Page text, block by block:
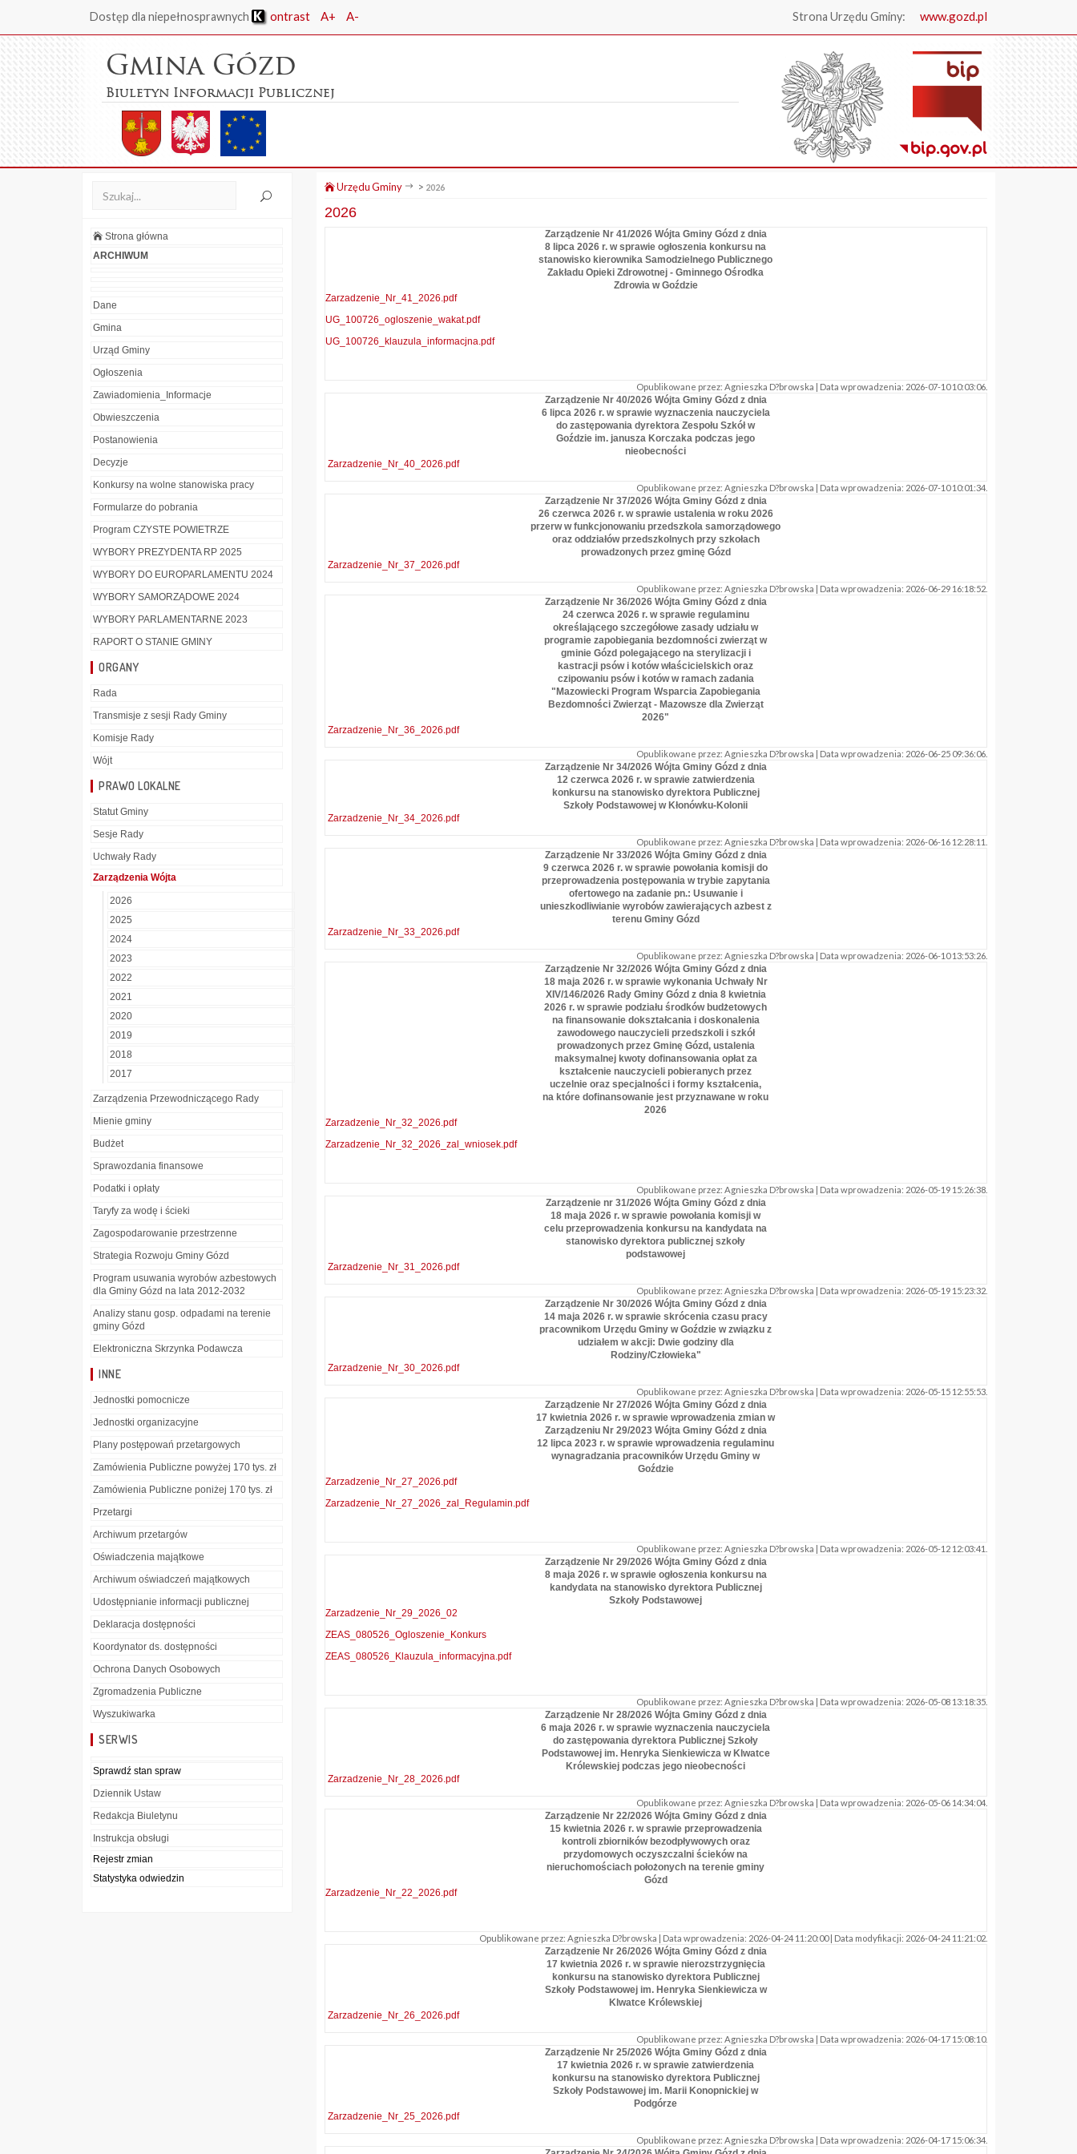
Dostęp dla niepełnosprawnych ontrast A+ A- Strona Urzędu Gminy: www.gozd.pl
Gmina Gózd
Biuletyn Informacji Publicznej
.
Strona główna
ARCHIWUM
Dane
Gmina
Urząd Gminy
Ogłoszenia
Zawiadomienia_Informacje
Obwieszczenia
Postanowienia
Decyzje
Konkursy na wolne stanowiska pracy
Formularze do pobrania
Program CZYSTE POWIETRZE
WYBORY PREZYDENTA RP 2025
WYBORY DO EUROPARLAMENTU 2024
WYBORY SAMORZĄDOWE 2024
WYBORY PARLAMENTARNE 2023
RAPORT O STANIE GMINY
ORGANY
Rada
Transmisje z sesji Rady Gminy
Komisje Rady
Wójt
PRAWO LOKALNE
Statut Gminy
Sesje Rady
Uchwały Rady
Zarządzenia Wójta
2026
2025
2024
2023
2022
2021
2020
2019
2018
2017
Zarządzenia Przewodniczącego Rady
Mienie gminy
Budżet
Sprawozdania finansowe
Podatki i opłaty
Taryfy za wodę i ścieki
Zagospodarowanie przestrzenne
Strategia Rozwoju Gminy Gózd
Program usuwania wyrobów azbestowych
dla Gminy Gózd na lata 2012-2032
Analizy stanu gosp. odpadami na terenie
gminy Gózd
Elektroniczna Skrzynka Podawcza
INNE
Jednostki pomocnicze
Jednostki organizacyjne
Plany postępowań przetargowych
Zamówienia Publiczne powyżej 170 tys. zł
Zamówienia Publiczne poniżej 170 tys. zł
Przetargi
Archiwum przetargów
Oświadczenia majątkowe
Archiwum oświadczeń majątkowych
Udostępnianie informacji publicznej
Deklaracja dostępności
Koordynator ds. dostępności
Ochrona Danych Osobowych
Zgromadzenia Publiczne
Wyszukiwarka
SERWIS
Sprawdź stan spraw
Dziennik Ustaw
Redakcja Biuletynu
Instrukcja obsługi
Rejestr zmian
Statystyka odwiedzin
Urzędu Gminy > 2026
2026
Zarządzenie Nr 41/2026 Wójta Gminy Gózd z dnia
8 lipca 2026 r. w sprawie ogłoszenia konkursu na
stanowisko kierownika Samodzielnego Publicznego
Zakładu Opieki Zdrowotnej - Gminnego Ośrodka
Zdrowia w Goździe
Zarzadzenie_Nr_41_2026.pdf
UG_100726_ogloszenie_wakat.pdf
UG_100726_klauzula_informacjna.pdf
Opublikowane przez: Agnieszka D?browska | Data wprowadzenia: 2026-07-10 10:03:06.
Zarządzenie Nr 40/2026 Wójta Gminy Gózd z dnia
6 lipca 2026 r. w sprawie wyznaczenia nauczyciela
do zastępowania dyrektora Zespołu Szkół w
Goździe im. janusza Korczaka podczas jego
nieobecności
Zarzadzenie_Nr_40_2026.pdf
Opublikowane przez: Agnieszka D?browska | Data wprowadzenia: 2026-07-10 10:01:34.
Zarządzenie Nr 37/2026 Wójta Gminy Gózd z dnia
26 czerwca 2026 r. w sprawie ustalenia w roku 2026
przerw w funkcjonowaniu przedszkola samorządowego
oraz oddziałów przedszkolnych przy szkołach
prowadzonych przez gminę Gózd
Zarzadzenie_Nr_37_2026.pdf
Opublikowane przez: Agnieszka D?browska | Data wprowadzenia: 2026-06-29 16:18:52.
Zarządzenie Nr 36/2026 Wójta Gminy Gózd z dnia
24 czerwca 2026 r. w sprawie regulaminu
określającego szczegółowe zasady udziału w
programie zapobiegania bezdomności zwierząt w
gminie Gózd polegającego na sterylizacji i
kastracji psów i kotów właścicielskich oraz
czipowaniu psów i kotów w ramach zadania
"Mazowiecki Program Wsparcia Zapobiegania
Bezdomności Zwierząt - Mazowsze dla Zwierząt
2026"
Zarzadzenie_Nr_36_2026.pdf
Opublikowane przez: Agnieszka D?browska | Data wprowadzenia: 2026-06-25 09:36:06.
Zarządzenie Nr 34/2026 Wójta Gminy Gózd z dnia
12 czerwca 2026 r. w sprawie zatwierdzenia
konkursu na stanowisko dyrektora Publicznej
Szkoły Podstawowej w Kłonówku-Kolonii
Zarzadzenie_Nr_34_2026.pdf
Opublikowane przez: Agnieszka D?browska | Data wprowadzenia: 2026-06-16 12:28:11.
Zarządzenie Nr 33/2026 Wójta Gminy Gózd z dnia
9 czerwca 2026 r. w sprawie powołania komisji do
przeprowadzenia postępowania w trybie zapytania
ofertowego na zadanie pn.: Usuwanie i
unieszkodliwianie wyrobów zawierających azbest z
terenu Gminy Gózd
Zarzadzenie_Nr_33_2026.pdf
Opublikowane przez: Agnieszka D?browska | Data wprowadzenia: 2026-06-10 13:53:26.
Zarządzenie Nr 32/2026 Wójta Gminy Gózd z dnia
18 maja 2026 r. w sprawie wykonania Uchwały Nr
XIV/146/2026 Rady Gminy Gózd z dnia 8 kwietnia
2026 r. w sprawie podziału środków budżetowych
na finansowanie dokształcania i doskonalenia
zawodowego nauczycieli przedszkoli i szkół
prowadzonych przez Gminę Gózd, ustalenia
maksymalnej kwoty dofinansowania opłat za
kształcenie nauczycieli pobieranych przez
uczelnie oraz specjalności i formy kształcenia,
na które dofinansowanie jest przyznawane w roku
2026
Zarzadzenie_Nr_32_2026.pdf
Zarzadzenie_Nr_32_2026_zal_wniosek.pdf
Opublikowane przez: Agnieszka D?browska | Data wprowadzenia: 2026-05-19 15:26:38.
Zarządzenie nr 31/2026 Wójta Gminy Gózd z dnia
18 maja 2026 r. w sprawie powołania komisji w
celu przeprowadzenia konkursu na kandydata na
stanowisko dyrektora publicznej szkoły
podstawowej
Zarzadzenie_Nr_31_2026.pdf
Opublikowane przez: Agnieszka D?browska | Data wprowadzenia: 2026-05-19 15:23:32.
Zarządzenie Nr 30/2026 Wójta Gminy Gózd z dnia
14 maja 2026 r. w sprawie skrócenia czasu pracy
pracownikom Urzędu Gminy w Goździe w związku z
udziałem w akcji: Dwie godziny dla
Rodziny/Człowieka"
Zarzadzenie_Nr_30_2026.pdf
Opublikowane przez: Agnieszka D?browska | Data wprowadzenia: 2026-05-15 12:55:53.
Zarządzenie Nr 27/2026 Wójta Gminy Gózd z dnia
17 kwietnia 2026 r. w sprawie wprowadzenia zmian w
Zarządzeniu Nr 29/2023 Wójta Gminy Góżd z dnia
12 lipca 2023 r. w sprawie wprowadzenia regulaminu
wynagradzania pracowników Urzędu Gminy w
Goździe
Zarzadzenie_Nr_27_2026.pdf
Zarzadzenie_Nr_27_2026_zal_Regulamin.pdf
Opublikowane przez: Agnieszka D?browska | Data wprowadzenia: 2026-05-12 12:03:41.
Zarządzenie Nr 29/2026 Wójta Gminy Gózd z dnia
8 maja 2026 r. w sprawie ogłoszenia konkursu na
kandydata na stanowisko dyrektora Publicznej
Szkoły Podstawowej
Zarzadzenie_Nr_29_2026_02
ZEAS_080526_Ogloszenie_Konkurs
ZEAS_080526_Klauzula_informacyjna.pdf
Opublikowane przez: Agnieszka D?browska | Data wprowadzenia: 2026-05-08 13:18:35.
Zarządzenie Nr 28/2026 Wójta Gminy Gózd z dnia
6 maja 2026 r. w sprawie wyznaczenia nauczyciela
do zastępowania dyrektora Publicznej Szkoły
Podstawowej im. Henryka Sienkiewicza w Klwatce
Królewskiej podczas jego nieobecności
Zarzadzenie_Nr_28_2026.pdf
Opublikowane przez: Agnieszka D?browska | Data wprowadzenia: 2026-05-06 14:34:04.
Zarządzenie Nr 22/2026 Wójta Gminy Gózd z dnia
15 kwietnia 2026 r. w sprawie przeprowadzenia
kontroli zbiorników bezodpływowych oraz
przydomowych oczyszczalni ścieków na
nieruchomościach położonych na terenie gminy
Gózd
Zarzadzenie_Nr_22_2026.pdf
Opublikowane przez: Agnieszka D?browska | Data wprowadzenia: 2026-04-24 11:20:00 | Data modyfikacji: 2026-04-24 11:21:02.
Zarządzenie Nr 26/2026 Wójta Gminy Gózd z dnia
17 kwietnia 2026 r. w sprawie nierozstrzygnięcia
konkursu na stanowisko dyrektora Publicznej
Szkoły Podstawowej im. Henryka Sienkiewicza w
Klwatce Królewskiej
Zarzadzenie_Nr_26_2026.pdf
Opublikowane przez: Agnieszka D?browska | Data wprowadzenia: 2026-04-17 15:08:10.
Zarządzenie Nr 25/2026 Wójta Gminy Gózd z dnia
17 kwietnia 2026 r. w sprawie zatwierdzenia
konkursu na stanowisko dyrektora Publicznej
Szkoły Podstawowej im. Marii Konopnickiej w
Podgórze
Zarzadzenie_Nr_25_2026.pdf
Opublikowane przez: Agnieszka D?browska | Data wprowadzenia: 2026-04-17 15:06:34.